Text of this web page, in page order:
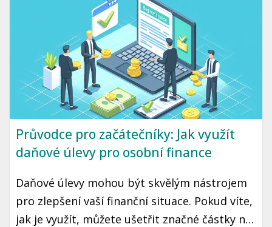
článek vás seznámí s tím, jak DCA funguje a
jak ho využít ve vaší vlastní investiční
strategii.
Průvodce pro začátečníky: Jak využít
daňové úlevy pro osobní finance
Daňové úlevy mohou být skvělým nástrojem
pro zlepšení vaší finanční situace. Pokud víte,
jak je využít, můžete ušetřit značné částky na